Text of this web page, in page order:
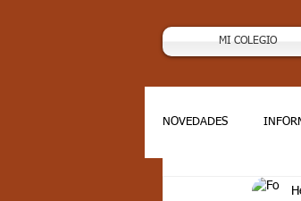
MI COLEGIO
NOVEDADES